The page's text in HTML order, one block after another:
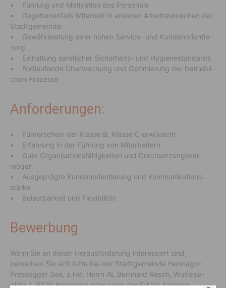
• Führung und Moti­va­tion des Perso­nals
• Gege­be­nen­falls Mitar­beit in anderen Arbeits­be­rei­chen der
Stadt­ge­meinde
• Gewähr­leis­tung einer hohen Service- und Kunden­ori­en­tie­
rung
• Einhal­tung sämt­li­cher Sicher­heits- und Hygie­ne­stan­dards
• Fort­lau­fende Überwa­chung und Opti­mie­rung der betrieb­li­
chen Prozesse
Anforderungen:
• Führer­schein der Klasse B, Klasse C erwünscht
• Erfah­rung in der Führung von Mitar­bei­tern
• Gute Orga­ni­sa­ti­ons­fä­hig­keiten und Durch­set­zungs­ver­
mögen
• Ausge­prägte Kunden­ori­en­tie­rung und Kommu­ni­ka­ti­ons­
stärke
• Belast­bar­keit und Flexi­bi­lität
Bewerbung
Wenn Sie an dieser Heraus­for­de­rung inter­es­siert sind,
bewerben Sie sich bitte bei der Stadt­ge­meinde Hermagor-
Pres­segger See, z.Hd. Herrn AL Bern­hard Resch, Wulfe­nia­
platz 1, 9620 Hermagor oder unter der E-Mail Adresse: